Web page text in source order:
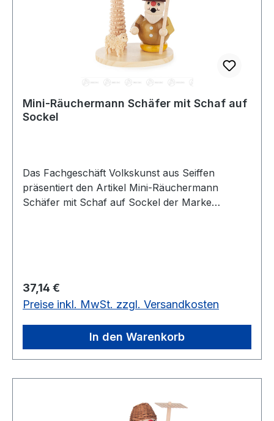
Mini-Räuchermann Schäfer mit Schaf auf
Sockel
Das Fachgeschäft Volkskunst aus Seiffen
präsentiert den Artikel Mini-Räuchermann
Schäfer mit Schaf auf Sockel der Marke
Regulärer Preis:
37,14 €
Preise inkl. MwSt. zzgl. Versandkosten
In den Warenkorb